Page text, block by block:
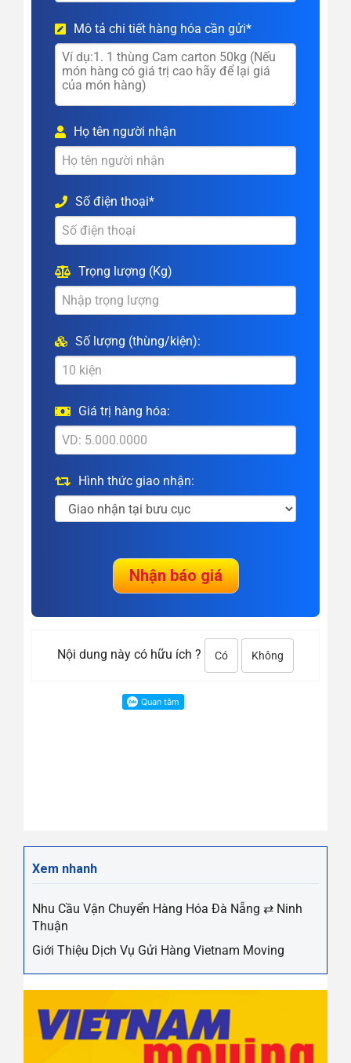
Mô tả chi tiết hàng hóa cần gửi*
Họ tên người nhận
Số điện thoại*
Trọng lượng (Kg)
Số lượng (thùng/kiện):
Giá trị hàng hóa:
Hình thức giao nhận:
Nội dung này có hữu ích ? Có Không
Xem nhanh
Nhu Cầu Vận Chuyển Hàng Hóa Đà Nẵng ⇄ Ninh
Thuận
Giới Thiệu Dịch Vụ Gửi Hàng Vietnam Moving